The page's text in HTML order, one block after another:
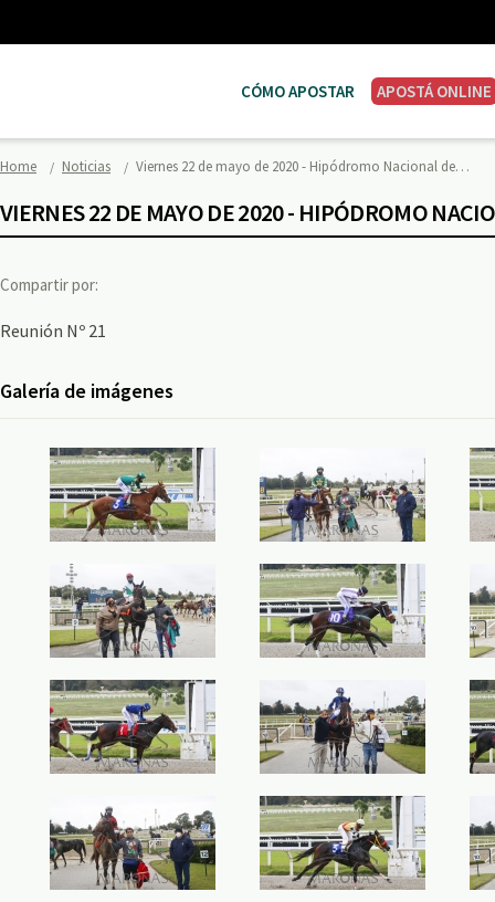
CÓMO APOSTAR APOSTÁ ONLINE
Home Noticias Viernes 22 de mayo de 2020 - Hipódromo Nacional de…
VIERNES 22 DE MAYO DE 2020 - HIPÓDROMO
Compartir por:
Reunión Nº 21
Galería de imágenes